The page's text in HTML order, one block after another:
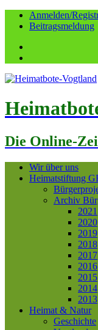
Anmelden/
Beitragsmeldung
Die Online-
Wir über uns
Heimatstiftung
Archiv
2021
2020
2019
2018
2017
2016
2015
2014
2013
Heimat & Natur
Geschichte